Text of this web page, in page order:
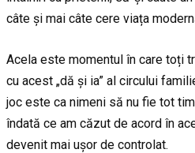
câte și mai câte cere viața
Acela este momentul în care toți
cu acest „dă și ia” al circului
joc este ca nimeni să nu fie tot
îndată ce am căzut de acord în
devenit mai ușor de controlat.